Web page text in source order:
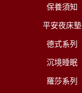
保養須知
平安夜床墊
德式系列
沉境睡眠
羅莎系列